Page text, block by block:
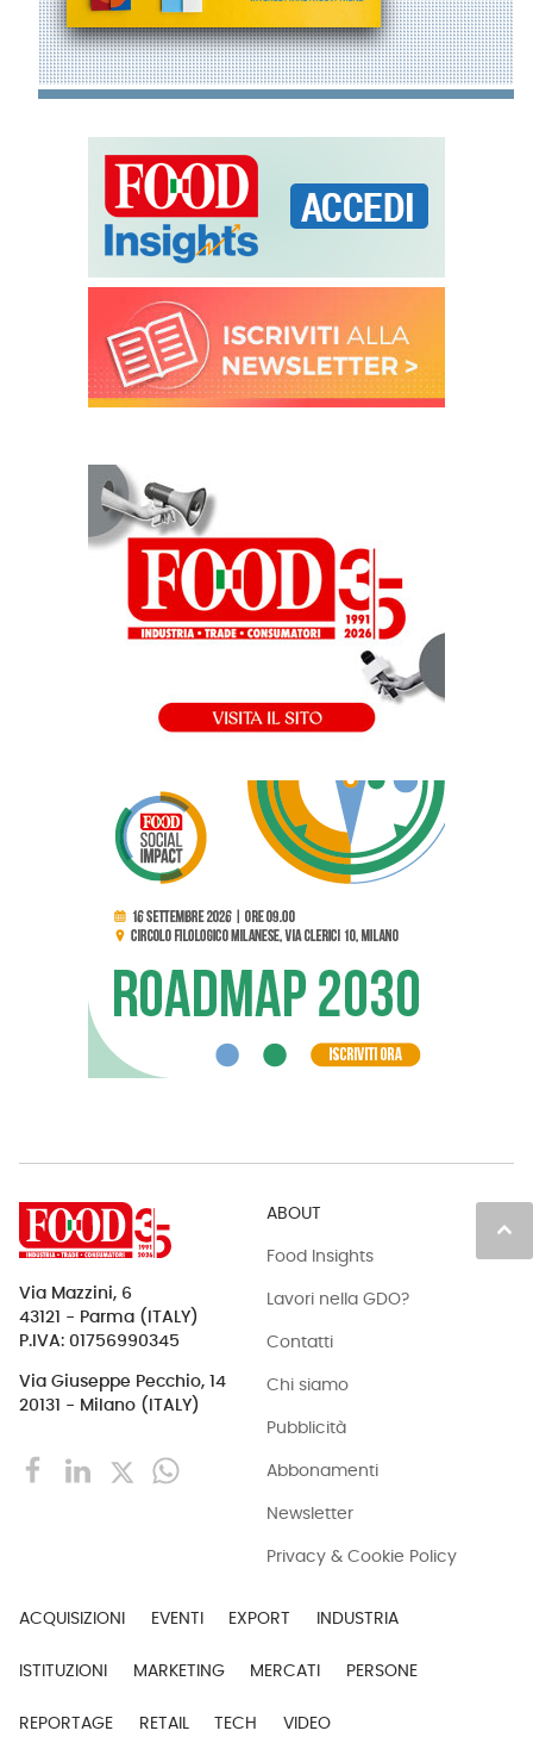
keyboard_arrow_up
Via Mazzini, 6
43121 - Parma (ITALY)
P.IVA: 01756990345
Via Giuseppe Pecchio, 14
20131 - Milano (ITALY)
ABOUT
Food Insights
Lavori nella GDO?
Contatti
Chi siamo
Pubblicità
Abbonamenti
Newsletter
Privacy & Cookie Policy
ACQUISIZIONI EVENTI EXPORT INDUSTRIA
ISTITUZIONI MARKETING MERCATI PERSONE
REPORTAGE RETAIL TECH VIDEO